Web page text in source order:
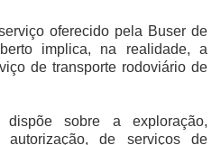
oferecido pela Buser de
implica, na realidade, a
de transporte rodoviário de
sobre a exploração,
autorização, de serviços de